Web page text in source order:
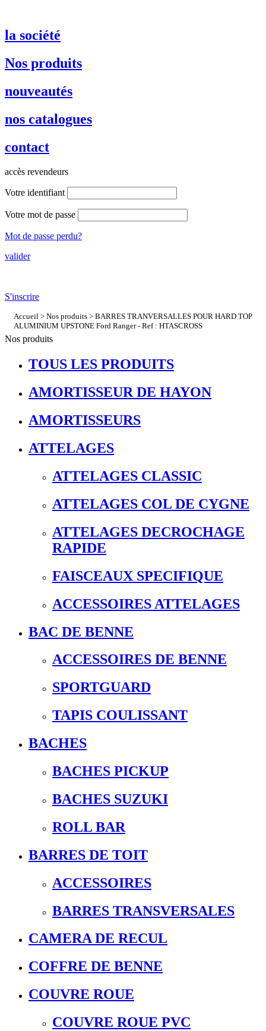
la société
Nos produits
nouveautés
nos catalogues
contact
accès revendeurs
Votre identifiant
Votre mot de passe
Mot de passe perdu?
valider
S'inscrire
Accueil > Nos produits > BARRES TRANVERSALLES POUR HARD TOP
ALUMINIUM UPSTONE Ford Ranger - Ref : HTASCROSS
Nos produits
TOUS LES PRODUITS
AMORTISSEUR DE HAYON
AMORTISSEURS
ATTELAGES
ATTELAGES CLASSIC
ATTELAGES COL DE CYGNE
ATTELAGES DECROCHAGE
RAPIDE
FAISCEAUX SPECIFIQUE
ACCESSOIRES ATTELAGES
BAC DE BENNE
ACCESSOIRES DE BENNE
SPORTGUARD
TAPIS COULISSANT
BACHES
BACHES PICKUP
BACHES SUZUKI
ROLL BAR
BARRES DE TOIT
ACCESSOIRES
BARRES TRANSVERSALES
CAMERA DE RECUL
COFFRE DE BENNE
COUVRE ROUE
COUVRE ROUE PVC